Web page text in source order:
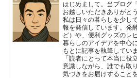
はじめまして。当ブログ
お越しいただきありがと
私は日々の暮らしを少し
報を発信しています。発
ど）や、便利グッズのレ
暮らしのアイデアを中心
もとに記事を執筆していま
「読者にとって本当に役
意識しながら、誰でも取
気づきをお届けすること